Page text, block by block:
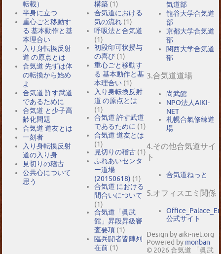
転載）
半身に立つ
重心ごと移動す
る 基本動作と基
本理合い
入り身転換反射
道 の原点とは
合気道 先ずは体
の転換から始め
よ
合気道 許す武道
であるために
合気道 と少子高
齢化問題
合気道 道友とは
一刻者
入り身転換反射
道の入り身
見切りの稽古
公共心について
思う
構築 (1)
合気道における
気の流れ (1)
呼吸法と合気道
(1)
初段印可状授与
の喜び (1)
重心ごと移動す
る 基本動作と基
本理合い (1)
入り身転換反射
道 の原点とは
(1)
合気道 許す武道
であるために (1)
合気道 道友とは
(1)
見切りの稽古 (1)
ふれあいセンタ
ー道場
(20150618) (1)
合気道 における
間合いについて
(1)
合気道「眞武
館」昇段昇級審
査要項 (1)
臨兵闘者皆陣列
在前 (1)
気道部
龍谷大学合気道
部
京都大学合気道
部
関西大学合気道
部
3.合気道道場
尚武館
NPO法人AIKI-
NET
札幌合氣修練道
場
4.その他合気道サイ
ト
合気道ねっと
5.オフィスエミ関係
公式サイト
Design by aiki-net.org
Powered by monban
© 2026 合気道 「眞武